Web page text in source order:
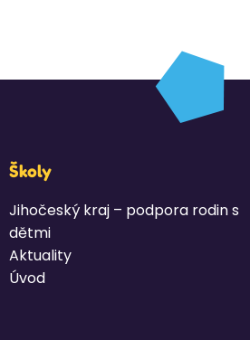
Školy
Jihočeský kraj – podpora rodin s
dětmi
Aktuality
Úvod